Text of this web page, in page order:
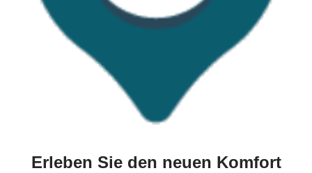
Erleben Sie den neuen Komfort